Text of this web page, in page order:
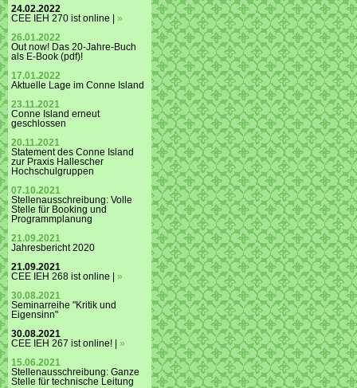
24.02.2022
CEE IEH 270 ist online | »
26.01.2022
Out now! Das 20-Jahre-Buch
als E-Book (pdf)!
17.01.2022
Aktuelle Lage im Conne Island
23.11.2021
Conne Island erneut
geschlossen
20.11.2021
Statement des Conne Island
zur Praxis Hallescher
Hochschulgruppen
07.10.2021
Stellenausschreibung: Volle
Stelle für Booking und
Programmplanung
21.09.2021
Jahresbericht 2020
21.09.2021
CEE IEH 268 ist online | »
30.08.2021
Seminarreihe "Kritik und
Eigensinn"
30.08.2021
CEE IEH 267 ist online! | »
15.06.2021
Stellenausschreibung: Ganze
Stelle für technische Leitung